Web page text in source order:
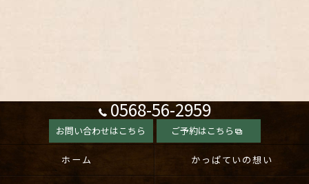
0568-56-2959
お問い合わせはこちら ご予約はこちら
ホーム かっぱていの想い